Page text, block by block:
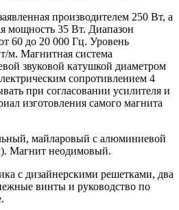
производителем 250 Вт, а
мощность 35 Вт. Диапазон
60 до 20 000 Гц. Уровень
м. Магнитная система
звуковой катушкой диаметром
сопротивлением 4
при согласовании усилителя и
изготовления самого магнита
майларовый с алюминиевой
Магнит неодимовый.
с дизайнерскими решетками, два
винты и руководство по